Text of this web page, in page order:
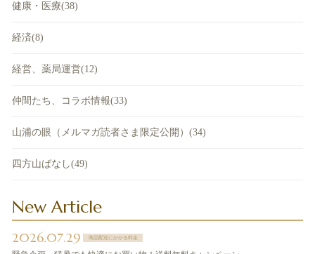
健康・医療(38)
経済(8)
経営、薬局運営(12)
仲間たち、コラボ情報(33)
山浦の眼（メルマガ読者さま限定公開）(34)
四方山ばなし(49)
New Article
2026.07.29 商品配送にかかる料金